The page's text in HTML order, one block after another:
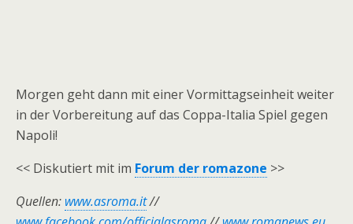
Morgen geht dann mit einer Vormittagseinheit weiter
in der Vorbereitung auf das Coppa-Italia Spiel gegen
Napoli!
<< Diskutiert mit im Forum der romazone >>
Quellen: www.asroma.it//